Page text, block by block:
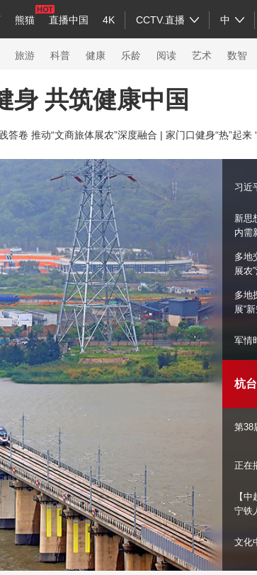
熊猫 直播中国 4K CCTV.直播 中
习式妙语 热解读 天天学习
主持人 下载央视影音
旅游 科普 健康 乐龄 阅读 艺术 数智
大型活动
物 公益 图片
央视网评 光华锐评 锋面
区
人生第二次
中超 国足 国际足球 网球 综合体育
冰雪道路 足球道路
旅游 科普 健康 乐龄 阅读 艺术 汽车
中国 全民健康 颜选攻略 海洋 时尚
名单
身 共筑健康中国
答卷 推动“文商旅体展农”深度融合 | 家门口健身“热”起来
习近
新思
内需
多地
展农
多地
展“
军情
杭
第38
正在
【
宁铁
文化